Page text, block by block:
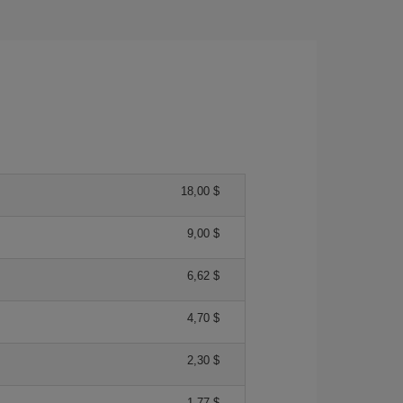
18,00 $
9,00 $
6,62 $
4,70 $
2,30 $